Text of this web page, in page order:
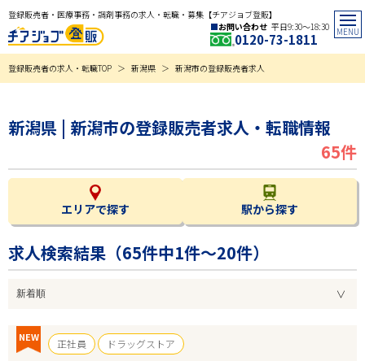
登録販売者・医療事務・調剤事務の求人・転職・募集【チアジョブ登販】
お問い合わせ 平日9:30〜18:30
0120-73-1811
登録販売者の求人・転職TOP 新潟県 新潟市の登録販売者求人
新潟県 | 新潟市の登録販売者求人・転職情報
65件
エリアで探す 駅から探す
求人検索結果（65件中1件～20件）
NEW 正社員
ドラッグストア